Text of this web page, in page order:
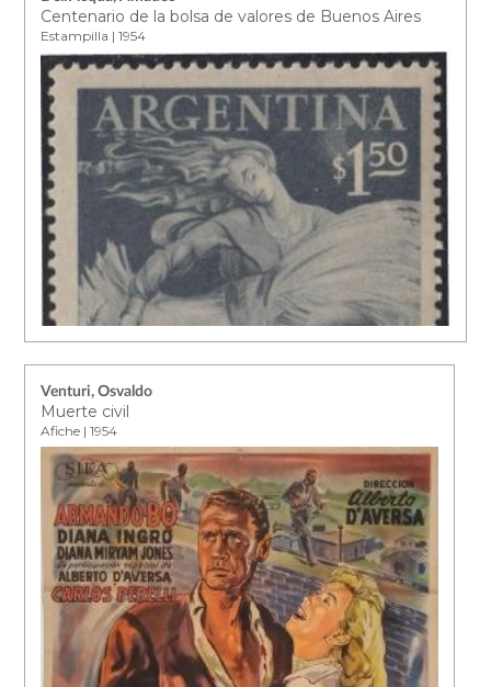
Centenario de la bolsa de valores de Buenos Aires
Estampilla | 1954
Venturi, Osvaldo
Muerte civil
Afiche | 1954